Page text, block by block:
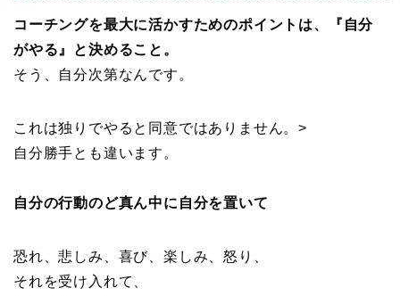
コーチングを最大に活かすためのポイントは、『自分
がやる』と決めること。
そう、自分次第なんです。
これは独りでやると同意ではありません。>
自分勝手とも違います。
自分の行動のど真ん中に自分を置いて
恐れ、悲しみ、喜び、楽しみ、怒り、
それを受け入れて、